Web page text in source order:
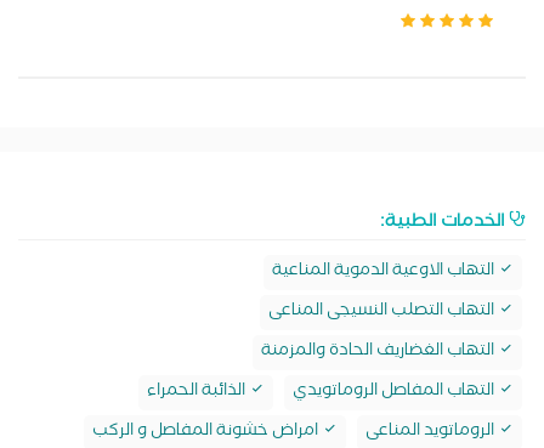
الخدمات الطبية:
التهاب الاوعية الدموية المناعية
التهاب التصلب النسيجى المناعى
التهاب الغضاريف الحادة والمزمنة
التهاب المفاصل الروماتويدي
الذائبة الحمراء
الروماتويد المناعى
امراض خشونة المفاصل و الركب